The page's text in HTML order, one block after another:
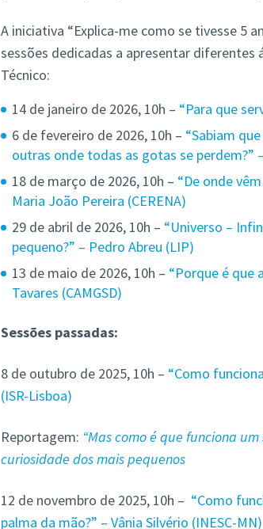
A iniciativa “Explica-me como se tivesse 5
sessões dedicadas a apresentar diferentes
Técnico:
14 de janeiro de 2026, 10h – “Para que
6 de fevereiro de 2026, 10h – “Sabiam
outras onde todas as gotas se perdem?”
18 de março de 2026, 10h – “De onde
Maria João Pereira (CERENA)
29 de abril de 2026, 10h – “Universo –
pequeno?” – Pedro Abreu (LIP)
13 de maio de 2026, 10h – “Porque é que
Tavares (CAMGSD)
Sessões passadas:
8 de outubro de 2025, 10h – “Como
(ISR-Lisboa)
Reportagem: “Mas como é que funciona
curiosidade dos mais pequenos
12 de novembro de 2025, 10h – “Como
palma da mão?” – Vânia Silvério (INESC-MN)